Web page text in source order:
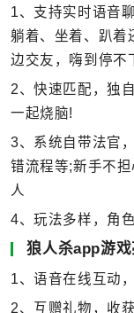
1、支持实时语音
躺着、坐着、趴着
边交友，嗨到停不
2、快速匹配，独
一起烧脑!
3、系统自带法官
错流程等;新手不
人
4、玩法多样，角
狼人杀app游戏
1、语音在线互动
2、互赠礼物，收